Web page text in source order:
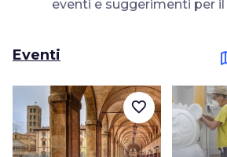
eventi e suggerimenti per
Eventi
favorite_border